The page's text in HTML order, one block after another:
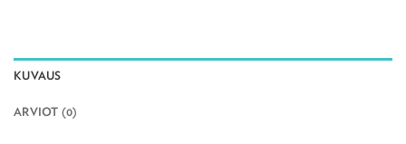
KUVAUS
ARVIOT (0)